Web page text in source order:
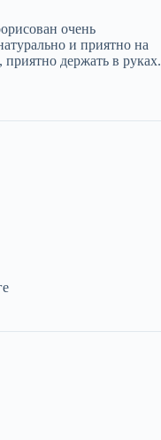
очень
и приятно на
приятно держать в руках.